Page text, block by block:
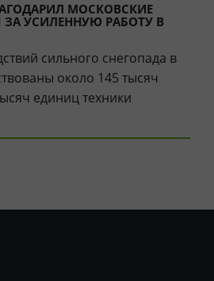
МОСКОВСКИЕ
УСИЛЕННУЮ РАБОТУ В
сильного снегопада в
около 145 тысяч
единиц техники